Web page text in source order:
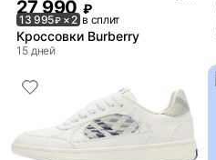
27 990 ₽
13 995₽ × 2 в сплит
Кроссовки Burberry
15 дней